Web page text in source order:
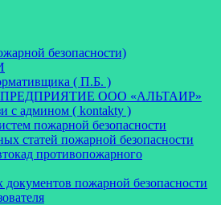
безопасности)
( П.Б. )
ООО «АЛЬТАИР»
с админом ( kontakty )
пожарной безопасности
статей пожарной безопасности
противопожарного
пожарной безопасности